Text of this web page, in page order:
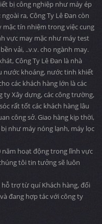
bị công nghiệp như máy ép
ra, Công Ty Lê Đan còn
mặc tín nhiệm trong việc cung
vực may mặc như máy test
vải, ..v.v. cho ngành may.
Công Ty Lê Đan là nhà
nước khoáng, nước tinh khiết
các khách hàng lớn là các
ty Xây dựng, các công trường,
rất tốt các khách hàng lâu
công sở. Giao hàng kịp thời,
như máy nóng lạnh, máy lọc
hoạt động trong lĩnh vực
tôi tin tưởng sẽ luôn
trợ từ quí Khách hàng, đối
đang hợp tác với công ty